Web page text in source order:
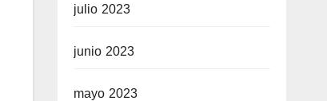
julio 2023
junio 2023
mayo 2023